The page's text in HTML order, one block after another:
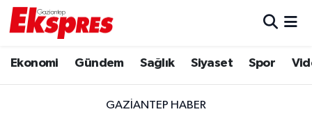
Ekonomi Gündem Sağlık Siyaset Spor
GAZIANTEP HABER
Ekonomi
Trafik Durumu